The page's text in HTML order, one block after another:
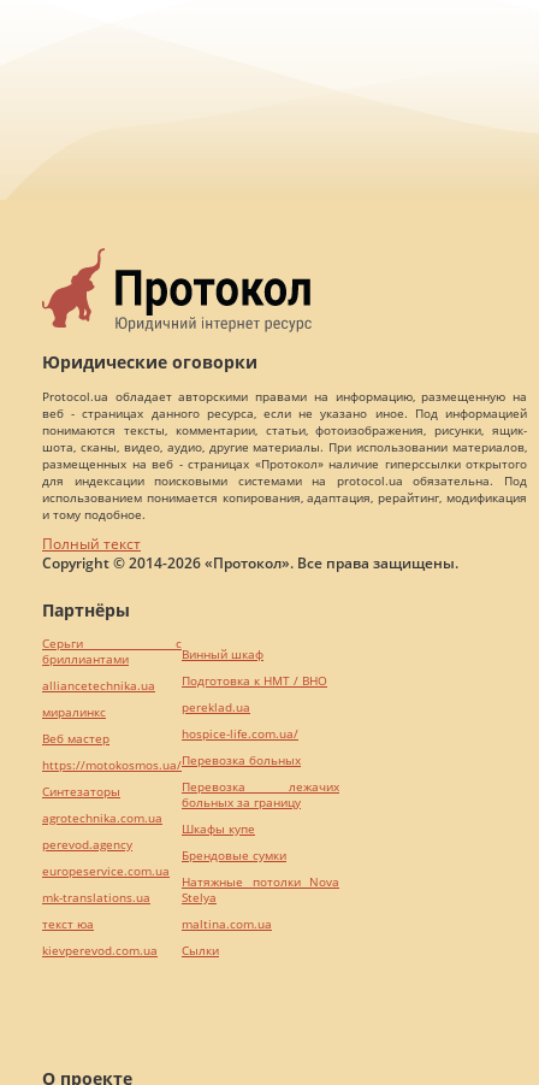
Юридические оговорки
Protocol.ua обладает авторскими правами на информацию, размещенную на
веб - страницах данного ресурса, если не указано иное. Под информацией
понимаются тексты, комментарии, статьи, фотоизображения, рисунки, ящик-
шота, сканы, видео, аудио, другие материалы. При использовании материалов,
размещенных на веб - страницах «Протокол» наличие гиперссылки открытого
для индексации поисковыми системами на protocol.ua обязательна. Под
использованием понимается копирования, адаптация, рерайтинг, модификация
и тому подобное.
Полный текст
Copyright © 2014-2026 «Протокол». Все права защищены.
О проекте
Партнёры
Серьги с
бриллиантами
alliancetechnika.ua
миралинкс
Веб мастер
https://motokosmos.ua/
Синтезаторы
agrotechnika.com.ua
perevod.agency
europeservice.com.ua
mk-translations.ua
текст юа
kievperevod.com.ua
Винный шкаф
Подготовка к НМТ / ВНО
pereklad.ua
hospice-life.com.ua/
Перевозка больных
Перевозка лежачих
больных за границу
Шкафы купе
Брендовые сумки
Натяжные потолки Nova
Stelya
maltina.com.ua
Cылки